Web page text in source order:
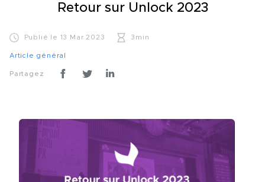
Retour sur Unlock 2023
Publié le 13 Mar 2023 3min
Article général
Partagez